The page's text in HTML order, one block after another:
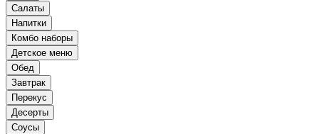
Салаты
Напитки
Комбо наборы
Детское меню
Обед
Завтрак
Перекус
Десерты
Соусы